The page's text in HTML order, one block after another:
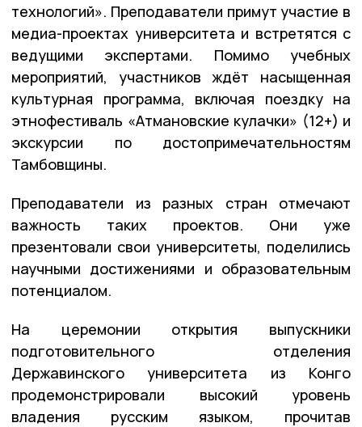
технологий». Преподаватели примут участие в
медиа-проектах университета и встретятся с
ведущими экспертами. Помимо учебных
мероприятий, участников ждёт насыщенная
культурная программа, включая поездку на
этнофестиваль «Атмановские кулачки» (12+) и
экскурсии по достопримечательностям
Тамбовщины.
Преподаватели из разных стран отмечают
важность таких проектов. Они уже
презентовали свои университеты, поделились
научными достижениями и образовательным
потенциалом.
На церемонии открытия выпускники
подготовительного отделения
Державинского университета из Конго
продемонстрировали высокий уровень
владения русским языком, прочитав